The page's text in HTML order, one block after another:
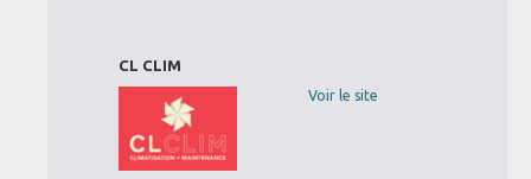
CL CLIM
Voir le site